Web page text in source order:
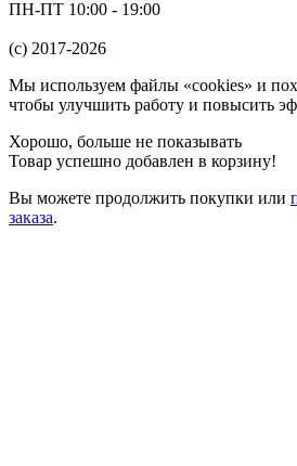
ПН-ПТ 10:00 - 19:00
(c) 2017-2026
Мы используем файлы «cookies» и
чтобы улучшить работу и повысить
Хорошо, больше не показывать
Товар успешно добавлен в корзину!
Вы можете продолжить покупки или
заказа.